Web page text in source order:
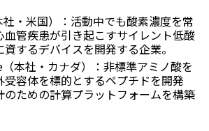
・米国）：活動中でも酸素濃度を常
血管疾患が引き起こすサイレント低酸
するデバイスを開発する企業。
本社・カナダ）：非標準アミノ酸を
受容体を標的とするペプチドを開発
のための計算プラットフォームを構築